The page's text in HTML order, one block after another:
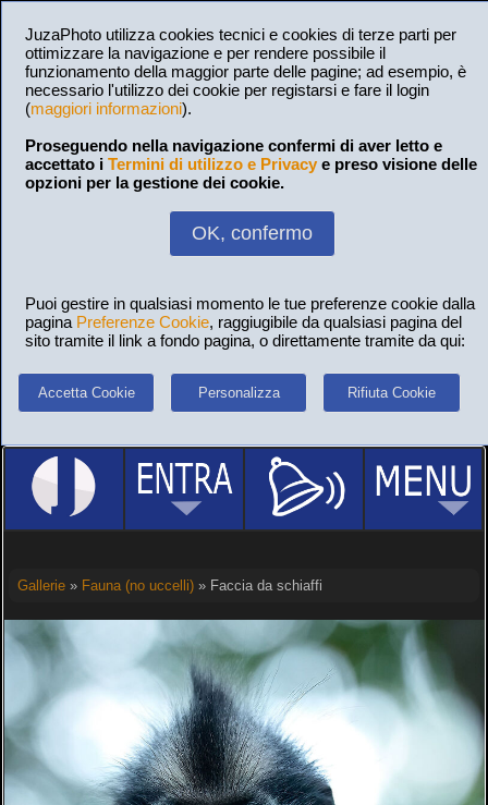
JuzaPhoto utilizza cookies tecnici e cookies di terze parti per
ottimizzare la navigazione e per rendere possibile il
funzionamento della maggior parte delle pagine; ad esempio, è
necessario l'utilizzo dei cookie per registarsi e fare il login
(maggiori informazioni).
Proseguendo nella navigazione confermi di aver letto e
accettato i Termini di utilizzo e Privacy e preso visione delle
opzioni per la gestione dei cookie.
OK, confermo
Puoi gestire in qualsiasi momento le tue preferenze cookie dalla
pagina Preferenze Cookie, raggiugibile da qualsiasi pagina del
sito tramite il link a fondo pagina, o direttamente tramite da qui:
Accetta Cookie Personalizza Rifiuta Cookie
Gallerie» Fauna (no uccelli)» Faccia da schiaffi